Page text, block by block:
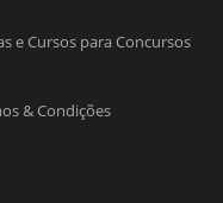
e Cursos para Concursos
& Condições